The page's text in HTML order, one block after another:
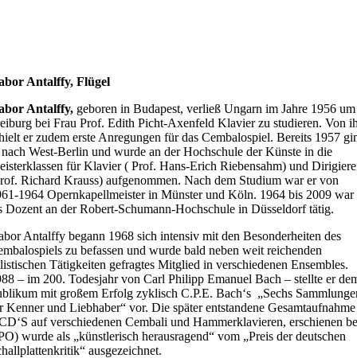
Antalffy, Flügel
Antalffy, geboren in Budapest, verließ Ungarn im Jahre 1956
bei Frau Prof. Edith Picht-Axenfeld Klavier zu studieren. Von
er zudem erste Anregungen für das Cembalospiel. Bereits 1957
West-Berlin und wurde an der Hochschule der Künste in die
für Klavier ( Prof. Hans-Erich Riebensahm) und
Richard Krauss) aufgenommen. Nach dem Studium war er von
1964 Opernkapellmeister in Münster und Köln. 1964 bis 2009 war
Dozent an der Robert-Schumann-Hochschule in Düsseldorf tätig.
Antalffy begann 1968 sich intensiv mit den Besonderheiten des
zu befassen und wurde bald neben weit reichenden
Tätigkeiten gefragtes Mitglied in verschiedenen Ensembles.
– im 200. Todesjahr von Carl Philipp Emanuel Bach – stellte er
mit großem Erfolg zyklisch C.P.E. Bach‘s „Sechs
Kenner und Liebhaber“ vor. Die später entstandene
auf verschiedenen Cembali und Hammerklavieren, erschienen
wurde als „künstlerisch herausragend“ vom „Preis der deutschen
ausgezeichnet.